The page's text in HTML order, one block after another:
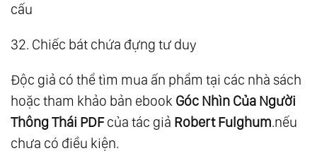
cấu
32. Chiếc bát chứa đựng tư duy
Độc giả có thể tìm mua ấn phẩm tại các nhà sách
hoặc tham khảo bản ebook Góc Nhìn Của Người
Thông Thái PDFcủa tác giả Robert Fulghum.nếu
chưa có điều kiện.